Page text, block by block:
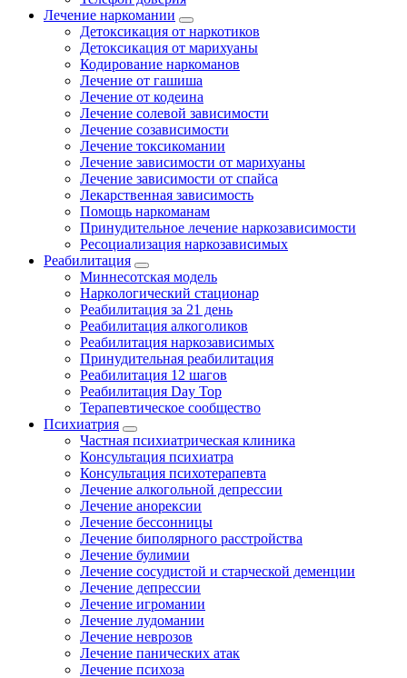
Лечение наркомании
Детоксикация от наркотиков
Детоксикация от марихуаны
Кодирование наркоманов
Лечение от гашиша
Лечение от кодеина
Лечение солевой зависимости
Лечение созависимости
Лечение токсикомании
Лечение зависимости от марихуаны
Лечение зависимости от спайса
Лекарственная зависимость
Помощь наркоманам
Принудительное лечение наркозависимости
Ресоциализация наркозависимых
Реабилитация
Миннесотская модель
Наркологический стационар
Реабилитация за 21 день
Реабилитация алкоголиков
Реабилитация наркозависимых
Принудительная реабилитация
Реабилитация 12 шагов
Реабилитация Day Top
Терапевтическое сообщество
Психиатрия
Частная психиатрическая клиника
Консультация психиатра
Консультация психотерапевта
Лечение алкогольной депрессии
Лечение анорексии
Лечение бессонницы
Лечение биполярного расстройства
Лечение булимии
Лечение сосудистой и старческой деменции
Лечение депрессии
Лечение игромании
Лечение лудомании
Лечение неврозов
Лечение панических атак
Лечение психоза